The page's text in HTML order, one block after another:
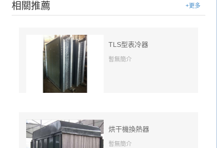
相關推薦 +更多
TLS型表冷器
暫無簡介
烘干機換熱器
暫無簡介